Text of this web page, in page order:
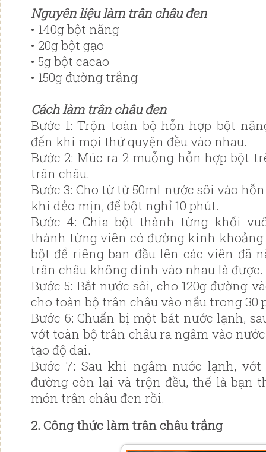
Nguyên liệu làm trân châu đen
• 140g bột năng
• 20g bột gạo
• 5g bột cacao
• 150g đường trắng
Cách làm trân châu đen
Bước 1: Trộn toàn bộ hỗn hợp bột
đến khi mọi thứ quyện đều vào nhau.
Bước 2: Múc ra 2 muỗng hỗn hợp bột
trân châu.
Bước 3: Cho từ từ 50ml nước sôi vào
khi dẻo mịn, để bột nghỉ 10 phút.
Bước 4: Chia bột thành từng khối
thành từng viên có đường kính khoảng
bột để riêng ban đầu lên các viên đã
trân châu không dính vào nhau là được.
Bước 5: Bắt nước sôi, cho 120g đường
cho toàn bộ trân châu vào nấu trong 30
Bước 6: Chuẩn bị một bát nước lạnh,
vớt toàn bộ trân châu ra ngâm vào
tạo độ dai.
Bước 7: Sau khi ngâm nước lạnh,
đường còn lại và trộn đều, thế là bạn
món trân châu đen rồi.
2. Công thức làm trân châu trắng